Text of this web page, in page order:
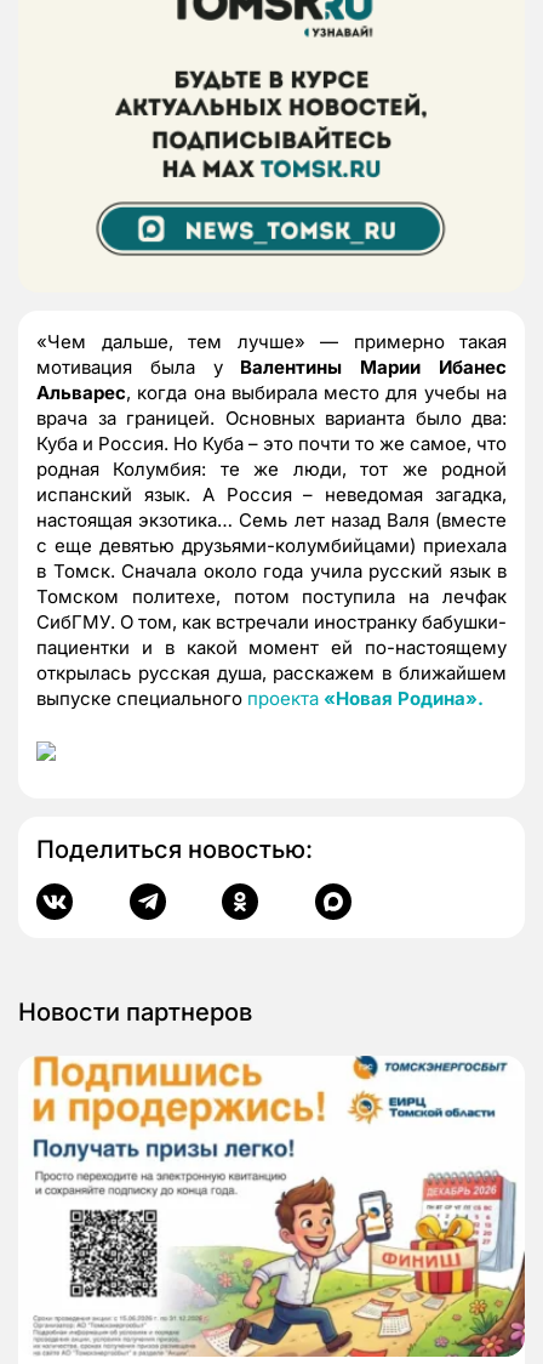
«Чем дальше, тем лучше» — примерно такая
мотивация была у Валентины Марии Ибанес
Альварес, когда она выбирала место для учебы на
врача за границей. Основных варианта было два:
Куба и Россия. Но Куба – это почти то же самое, что
родная Колумбия: те же люди, тот же родной
испанский язык. А Россия – неведомая загадка,
настоящая экзотика… Семь лет назад Валя (вместе
с еще девятью друзьями-колумбийцами) приехала
в Томск. Сначала около года учила русский язык в
Томском политехе, потом поступила на лечфак
СибГМУ. О том, как встречали иностранку бабушки-
пациентки и в какой момент ей по-настоящему
открылась русская душа, расскажем в ближайшем
выпуске специального проекта «Новая Родина».
Поделиться новостью:
Новости партнеров